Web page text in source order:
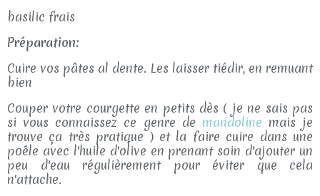
basilic frais
Préparation:
Cuire vos pâtes al dente. Les laisser tiédir, en remuant
bien
Couper votre courgette en petits dès ( je ne sais pas
si vous connaissez ce genre de mandoline mais je
trouve ça très pratique ) et la faire cuire dans une
poêle avec l'huile d'olive en prenant soin d'ajouter un
peu d'eau régulièrement pour éviter que cela
n'attache.